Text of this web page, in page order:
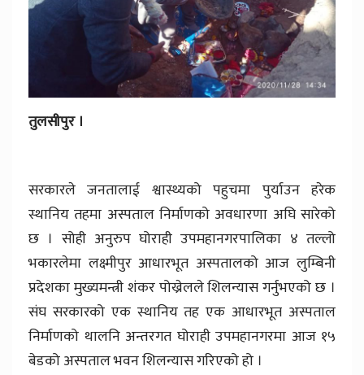
तुलसीपुर ।
सरकारले जनतालाई श्वास्थ्यको पहुचमा पुर्याउन हरेक
स्थानिय तहमा अस्पताल निर्माणको अवधारणा अघि सारेको
छ । सोही अनुरुप घोराही उपमहानगरपालिका ४ तल्लो
भकारलेमा लक्ष्मीपुर आधारभूत अस्पतालको आज लुम्बिनी
प्रदेशका मुख्यमन्त्री शंकर पोख्रेलले शिलन्यास गर्नुभएको छ ।
संघ सरकारको एक स्थानिय तह एक आधारभूत अस्पताल
निर्माणको थालनि अन्तरगत घोराही उपमहानगरमा आज १५
बेडको अस्पताल भवन शिलन्यास गरिएको हो ।